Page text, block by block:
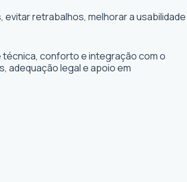
retrabalhos, melhorar a usabilidade
técnica, conforto e integração com o
adequação legal e apoio em